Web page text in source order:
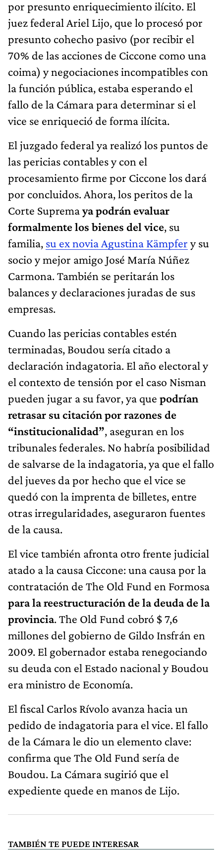
por presunto enriquecimiento ilícito. El
juez federal Ariel Lijo, que lo procesó por
presunto cohecho pasivo (por recibir el
70% de las acciones de Ciccone como una
coima) y negociaciones incompatibles con
la función pública, estaba esperando el
fallo de la Cámara para determinar si el
vice se enriqueció de forma ilícita.
El juzgado federal ya realizó los puntos de
las pericias contables y con el
procesamiento firme por Ciccone los dará
por concluidos. Ahora, los peritos de la
Corte Supremaya podrán evaluar
formalmente los bienes del vice, su
familia, su ex novia Agustina Kämpfer y su
socio y mejor amigo José María Núñez
Carmona. También se peritarán los
balances y declaraciones juradas de sus
empresas.
Cuando las pericias contables estén
terminadas, Boudou sería citado a
declaración indagatoria. El año electoral y
el contexto de tensión por el caso Nisman
pueden jugar a su favor, ya que podrían
retrasar su citación por razones de
“institucionalidad”, aseguran en los
tribunales federales. No habría posibilidad
de salvarse de la indagatoria, ya que el fallo
del jueves da por hecho que el vice se
quedó con la imprenta de billetes, entre
otras irregularidades, aseguraron fuentes
de la causa.
El vice también afronta otro frente judicial
atado a la causa Ciccone: una causa por la
contratación de The Old Fund en Formosa
para la reestructuración de la deuda de la
provincia. The Old Fund cobró $ 7,6
millones del gobierno de Gildo Insfrán en
2009. El gobernador estaba renegociando
su deuda con el Estado nacional y Boudou
era ministro de Economía.
El fiscal Carlos Rívolo avanza hacia un
pedido de indagatoria para el vice. El fallo
de la Cámara le dio un elemento clave:
confirma que The Old Fund sería de
Boudou. La Cámara sugirió que el
expediente quede en manos de Lijo.
TAMBIÉN TE PUEDE INTERESAR